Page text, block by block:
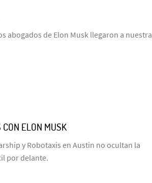
abogados de Elon Musk llegaron a nuestra
CON ELON MUSK
y Robotaxis en Austin no ocultan la
por delante.